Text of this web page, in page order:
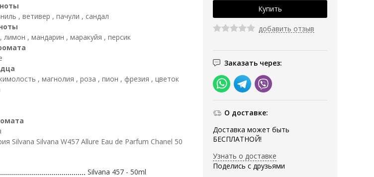
добавить отзыв
Заказать через:
О доставке:
Доставка может быть
БЕСПЛАТНОЙ!
Узнать о доставке
Поделись с друзьями
, ветивер , пачули , сандал
лимон , мандарин , маракуйя , персик
, магнолия , роза , пион , фрезия , цветок
Silvana Silvana W457 Allure Eau de Parfum Chanel 50
Silvana 457 - 50ml